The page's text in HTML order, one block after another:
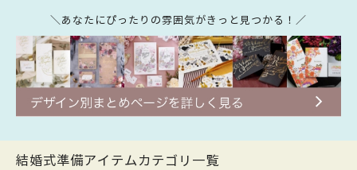
＼あなたにぴったりの雰囲気がきっと見つかる！／
結婚式準備アイテムカテゴリ一覧